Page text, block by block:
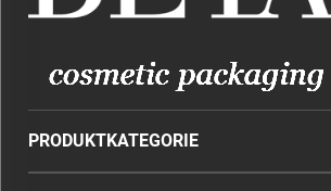
PRODUKTKATEGORIE